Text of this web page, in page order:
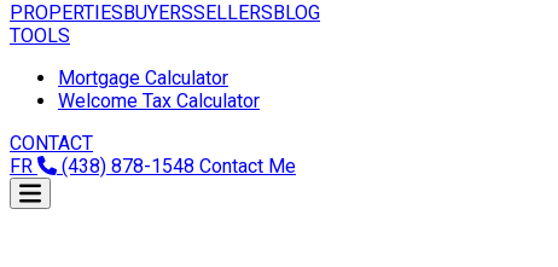
PROPERTIESBUYERSSELLERSBLOG
TOOLS
Mortgage Calculator
Welcome Tax Calculator
CONTACT
FR
(438) 878-1548 Contact Me